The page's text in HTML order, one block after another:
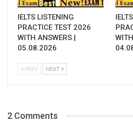
IELTS LISTENING
PRACTICE TEST 2026
WITH ANSWERS |
05.08.2026
PREV NEXT
2 Comments